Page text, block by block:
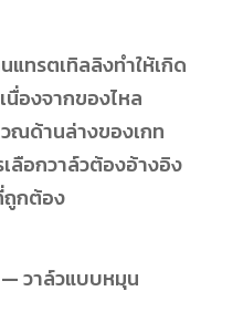
แทรตเทิลลิงทำให้เกิด
นื่องจากของไหล
วณด้านล่างของเกท
เลือกวาล์วต้องอ้างอิง
ถูกต้อง
วาล์วแบบหมุน